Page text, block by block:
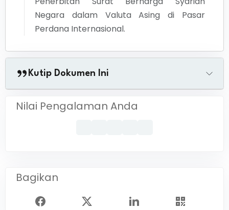
Negara dalam Valuta Asing di Pasar
Perdana Internasional.
Kutip Dokumen Ini
Nilai Pengalaman Anda
Bagikan